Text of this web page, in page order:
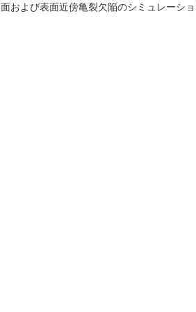
および表面近傍亀裂欠陥のシミュレーシ